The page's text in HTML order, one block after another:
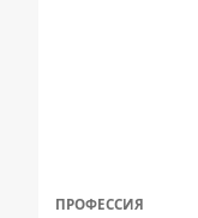
ПРОФЕССИЯ